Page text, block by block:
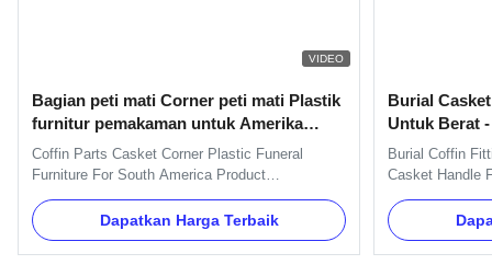
VIDEO
Bagian peti mati Corner peti mati Plastik
furnitur pemakaman untuk Amerika
Selatan
Coffin Parts Casket Corner Plastic Funeral
Furniture For South America Product
Number Corner 1# Type Adult Place of Origin
Zhejiang, China Payment Mode T/T, Western
Union Main Market South America Material
Dapatkan Harga Terbaik
Burial
Untuk Berat
Pemasok
Burial Coffin
Casket Handle
and nuts. And
Item Name TX-
Metal Color